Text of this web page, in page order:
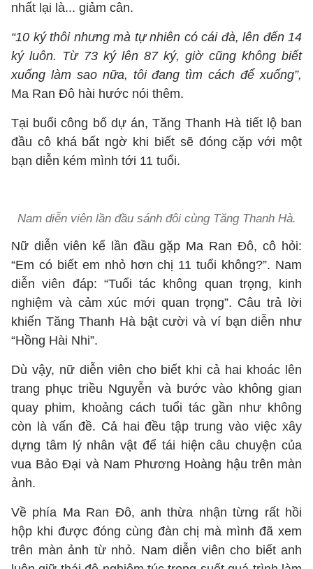
nhất lại là... giảm cân.
“10 ký thôi nhưng mà tự nhiên có cái đà, lên đến 14
ký luôn. Từ 73 ký lên 87 ký, giờ cũng không biết
xuống làm sao nữa, tôi đang tìm cách để xuống”,
Ma Ran Đô hài hước nói thêm.
Tại buổi công bố dự án, Tăng Thanh Hà tiết lộ ban
đầu cô khá bất ngờ khi biết sẽ đóng cặp với một
bạn diễn kém mình tới 11 tuổi.
Nam diễn viên lần đầu sánh đôi cùng Tăng Thanh Hà.
Nữ diễn viên kể lần đầu gặp Ma Ran Đô, cô hỏi:
“Em có biết em nhỏ hơn chị 11 tuổi không?”. Nam
diễn viên đáp: “Tuổi tác không quan trọng, kinh
nghiệm và cảm xúc mới quan trọng”. Câu trả lời
khiến Tăng Thanh Hà bật cười và ví bạn diễn như
“Hồng Hài Nhi”.
Dù vậy, nữ diễn viên cho biết khi cả hai khoác lên
trang phục triều Nguyễn và bước vào không gian
quay phim, khoảng cách tuổi tác gần như không
còn là vấn đề. Cả hai đều tập trung vào việc xây
dựng tâm lý nhân vật để tái hiện câu chuyện của
vua Bảo Đại và Nam Phương Hoàng hậu trên màn
ảnh.
Về phía Ma Ran Đô, anh thừa nhận từng rất hồi
hộp khi được đóng cùng đàn chị mà mình đã xem
trên màn ảnh từ nhỏ. Nam diễn viên cho biết anh